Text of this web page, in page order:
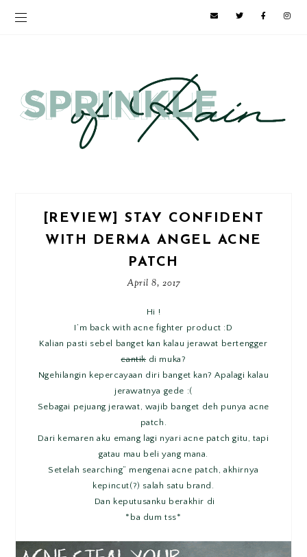
[REVIEW] STAY CONFIDENT
WITH DERMA ANGEL ACNE
PATCH
April 8, 2017
Hi !
I’m back with acne fighter product :D
Kalian pasti sebel banget kan kalau jerawat bertengger
cantik di muka?
Ngehilangin kepercayaan diri banget kan? Apalagi kalau
jerawatnya gede :(
Sebagai pejuang jerawat, wajib banget deh punya acne
patch.
Dari kemaren aku emang lagi nyari acne patch gitu, tapi
gatau mau beli yang mana.
Setelah searching” mengenai acne patch, akhirnya
kepincut(?) salah satu brand.
Dan keputusanku berakhir di
*ba dum tss*